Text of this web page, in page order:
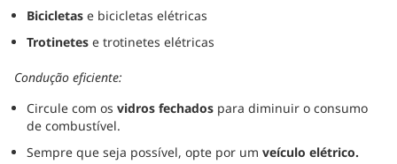
Bicicletas e bicicletas elétricas
Trotinetes e trotinetes elétricas
Condução eficiente:
Circule com os vidros fechados para diminuir o consumo
de combustível.
Sempre que seja possível, opte por um veículo elétrico.